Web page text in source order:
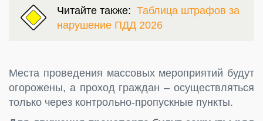
Читайте также: Таблица штрафов за
нарушение ПДД 2026
Места проведения массовых мероприятий будут
огорожены, а проход граждан – осуществляться
только через контрольно-пропускные пункты.